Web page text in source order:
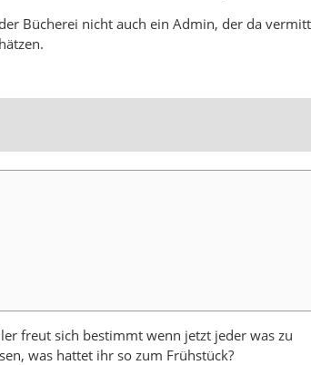
Bücherei nicht auch ein Admin, der da
freut sich bestimmt wenn jetzt jeder was zu
was hattet ihr so zum Frühstück?